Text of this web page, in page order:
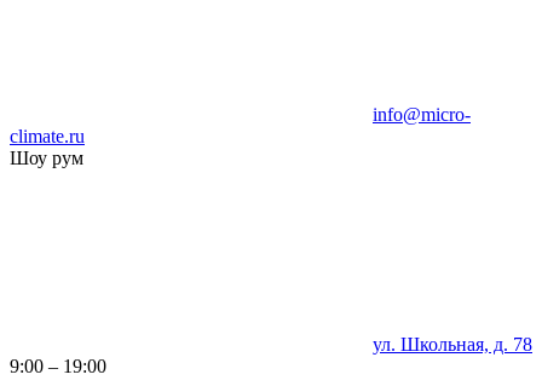
info@micro-
climate.ru
Шоу рум
ул. Школьная, д. 78
9:00 – 19:00